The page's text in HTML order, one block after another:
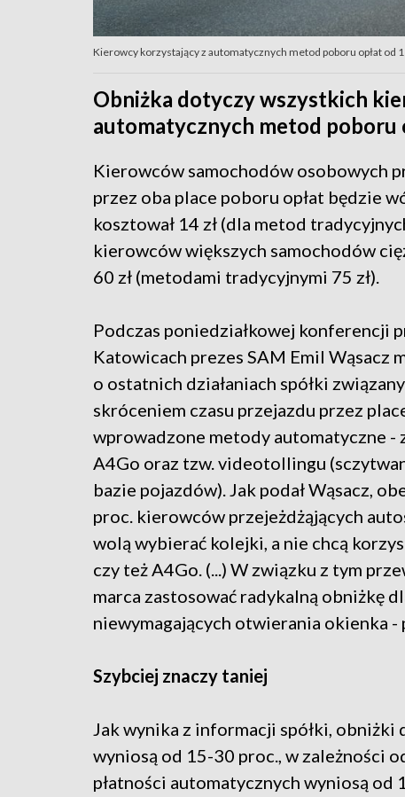
Kierowcy korzystający z automatycznych metod poboru opłat od
Obniżka dotyczy wszystkich
automatycznych metod poboru
Kierowców samochodów osobowych
przez oba place poboru opłat będzie
kosztował 14 zł (dla metod
kierowców większych samochodów
60 zł (metodami tradycyjnymi 75 zł).
Podczas poniedziałkowej konferencji
Katowicach prezes SAM Emil Wąsacz
o ostatnich działaniach spółki
skróceniem czasu przejazdu przez
wprowadzone metody automatyczne
A4Go oraz tzw. videotollingu
bazie pojazdów). Jak podał Wąsacz,
proc. kierowców przejeżdżąjących
wolą wybierać kolejki, a nie chcą
czy też A4Go. (...) W związku z tym
marca zastosować radykalną obniżkę
niewymagających otwierania okienka -
Szybciej znaczy taniej
Jak wynika z informacji spółki, obniżki
wyniosą od 15-30 proc., w zależności
płatności automatycznych wyniosą